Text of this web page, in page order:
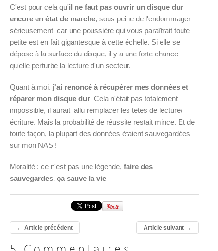
C'est pour cela qu'il ne faut pas ouvrir un disque dur
encore en état de marche, sous peine de l'endommager
sérieusement, car une poussière qui vous paraîtrait toute
petite est en fait gigantesque à cette échelle. Si elle se
dépose à la surface du disque, il y a une forte chance
qu'elle perturbe la lecture d'un secteur.
Quant à moi, j'ai renoncé à récupérer mes données et
réparer mon disque dur. Cela n'était pas totalement
impossible, il aurait fallu remplacer les têtes de lecture/
écriture. Mais la probabilité de réussite restait mince. Et de
toute façon, la plupart des données étaient sauvegardées
sur mon NAS !
Moralité : ce n'est pas une légende, faire des
sauvegardes, ça sauve la vie !
← Article précédent Article suivant→